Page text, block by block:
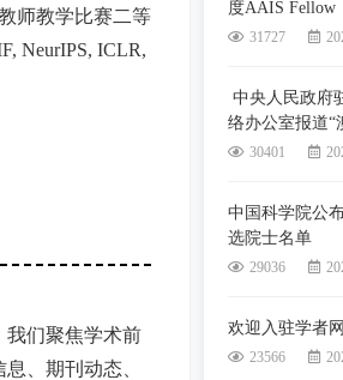
师教学比赛二等
NeurIPS, ICLR,
我们聚焦学术前
、期刊动态、
度AAIS Fellow
31727
中央人民政府
络办公室报道“
教授当选国际
30401
中国科学院公
选院士名单
29036
欢迎入驻学者
23566